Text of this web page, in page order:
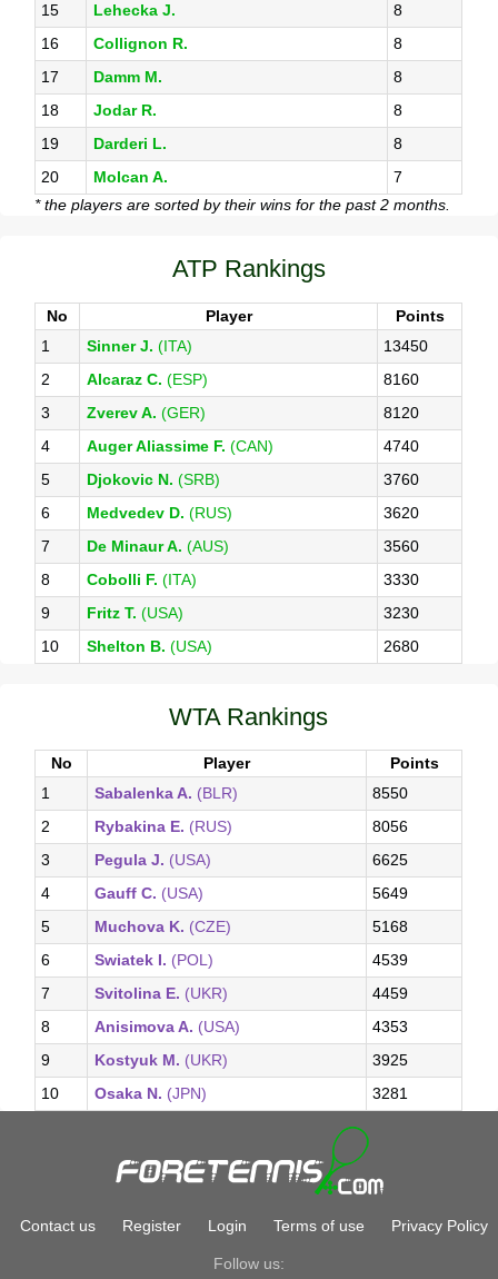
15
Lehecka J.
8
16
Collignon R.
8
17
Damm M.
8
18
Jodar R.
8
19
Darderi L.
8
20
Molcan A.
7
* the players are sorted by their wins for the past 2 months.
ATP Rankings
No Player
Points
1
Sinner J. (ITA)
13450
2
Alcaraz C. (ESP)
8160
3
Zverev A. (GER)
8120
4
Auger Aliassime F. (CAN)
4740
5
Djokovic N. (SRB)
3760
6
Medvedev D. (RUS)
3620
7
De Minaur A. (AUS)
3560
8
Cobolli F. (ITA)
3330
9
Fritz T. (USA)
3230
10
Shelton B. (USA) 2680
WTA Rankings
No Player
Points
1
Sabalenka A. (BLR)
8550
2
Rybakina E. (RUS)
8056
3
Pegula J. (USA)
6625
4
Gauff C. (USA)
5649
5
Muchova K. (CZE)
5168
6
Swiatek I. (POL)
4539
7
Svitolina E. (UKR)
4459
8
Anisimova A. (USA)
4353
9
Kostyuk M. (UKR)
3925
10
Osaka N. (JPN) 3281
Contact us Register Login Terms of use Privacy Policy
Follow us: